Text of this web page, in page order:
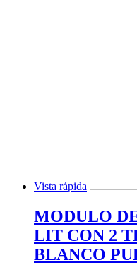
Vista rápida
MODULO
LIT CON 2
BLANCO